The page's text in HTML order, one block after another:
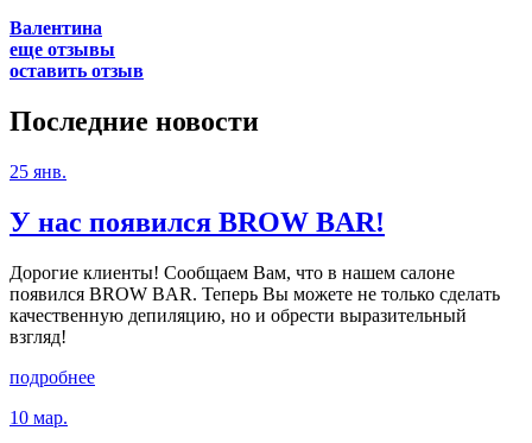
Валентина
еще отзывы
оставить отзыв
Последние новости
25 янв.
У нас появился BROW BAR!
Дорогие клиенты! Сообщаем Вам, что в нашем салоне
появился BROW BAR. Теперь Вы можете не только сделать
качественную депиляцию, но и обрести выразительный
взгляд!
подробнее
10 мар.